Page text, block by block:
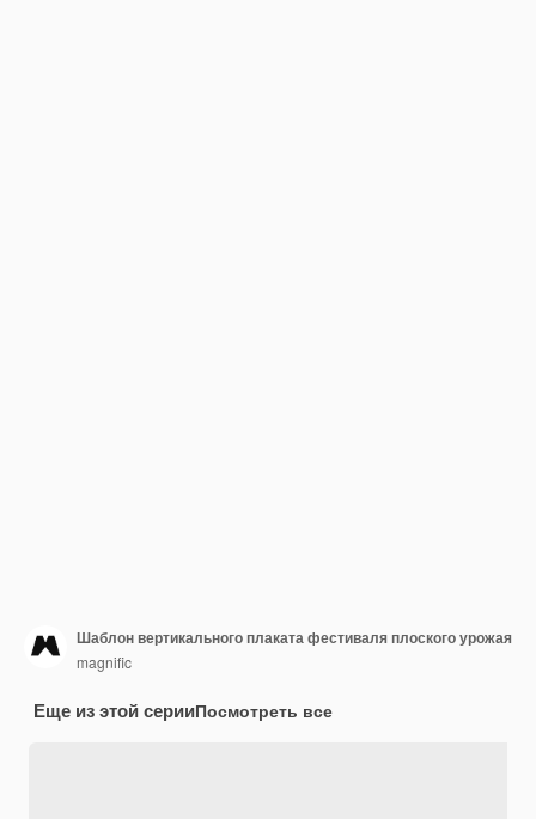
Шаблон вертикального плаката фестиваля плоского урожая
magnific
Еще из этой серииПосмотреть все